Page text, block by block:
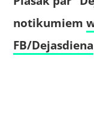
notikumiem
FB/Dejasdiena